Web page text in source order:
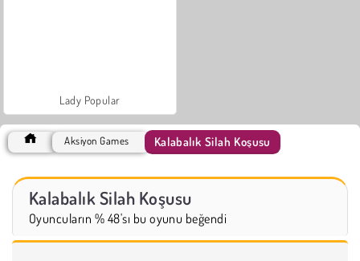
Lady Popular
Aksiyon Games Kalabalık Silah Koşusu
Kalabalık Silah Koşusu
Oyuncuların % 48'sı bu oyunu beğendi